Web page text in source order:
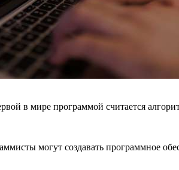
в мире программой считается
могут создавать программное